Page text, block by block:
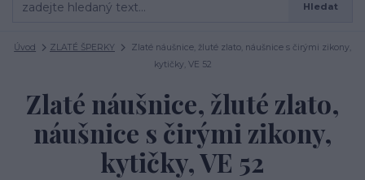
Hledat
Úvod ZLATÉ ŠPERKY
Zlaté náušnice, žluté zlato, náušnice s čirými zikony,
kytičky, VE 52
Zlaté náušnice, žluté zlato,
náušnice s čirými zikony,
kytičky, VE 52